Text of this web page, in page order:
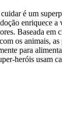
é um
enriquece a
Baseada em
os animais, as
para
heróis usam